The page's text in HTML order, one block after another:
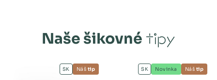
Naše šikovné tipy
SK Náš tip SK Novinka Náš tip